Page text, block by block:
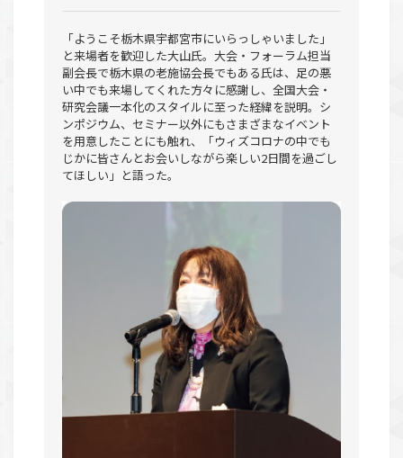
「ようこそ栃木県宇都宮市にいらっしゃいました」
と来場者を歓迎した大山氏。大会・フォーラム担当
副会長で栃木県の老施協会長でもある氏は、足の悪
い中でも来場してくれた方々に感謝し、全国大会・
研究会議一本化のスタイルに至った経緯を説明。シ
ンポジウム、セミナー以外にもさまざまなイベント
を用意したことにも触れ、「ウィズコロナの中でも
じかに皆さんとお会いしながら楽しい2日間を過ごし
てほしい」と語った。